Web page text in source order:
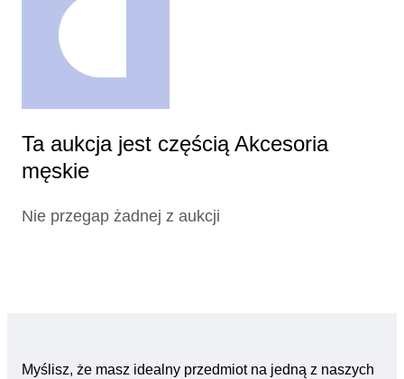
Ta aukcja jest częścią Akcesoria
męskie
Nie przegap żadnej z aukcji
Myślisz, że masz idealny przedmiot na jedną z naszych